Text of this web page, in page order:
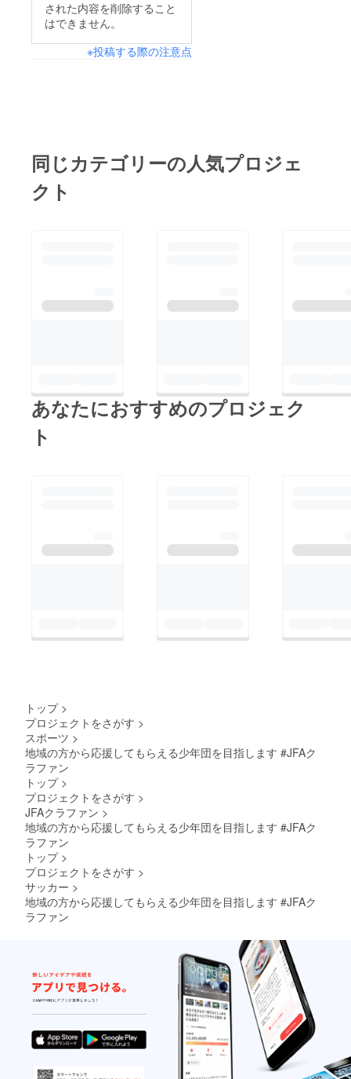
された内容を削除すること
はできません。
※投稿する際の注意点
同じカテゴリーの人気プロジェ
クト
あなたにおすすめのプロジェク
ト
トップ >
プロジェクトをさがす >
スポーツ >
地域の方から応援してもらえる少年団を目指します #JFAク
ラファン
トップ >
プロジェクトをさがす >
JFAクラファン >
地域の方から応援してもらえる少年団を目指します #JFAク
ラファン
トップ >
プロジェクトをさがす >
サッカー >
地域の方から応援してもらえる少年団を目指します #JFAク
ラファン